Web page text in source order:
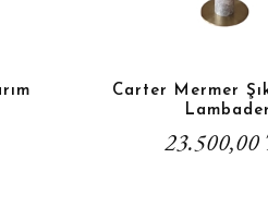
Carter Mermer
Lambader
23.500,00